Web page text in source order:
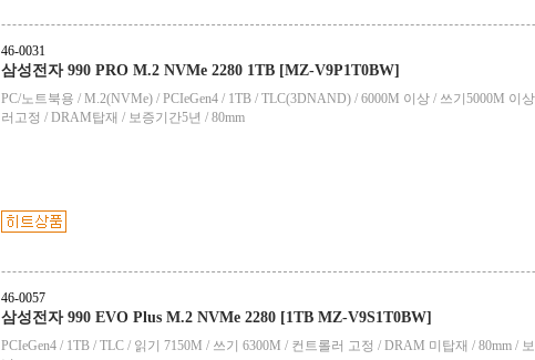
46-0031
삼성전자 990 PRO M.2 NVMe 2280 1TB [MZ-V9P1T0BW]
PC/노트북용 / M.2(NVMe) / PCIeGen4 / 1TB / TLC(3DNAND) / 6000M 이상 / 쓰기5000M 이
러고정 / DRAM탑재 / 보증기간5년 / 80mm
46-0057
삼성전자 990 EVO Plus M.2 NVMe 2280 [1TB MZ-V9S1T0BW]
PCIeGen4 / 1TB / TLC / 읽기 7150M / 쓰기 6300M / 컨트롤러 고정 / DRAM 미탑재 / 80mm /